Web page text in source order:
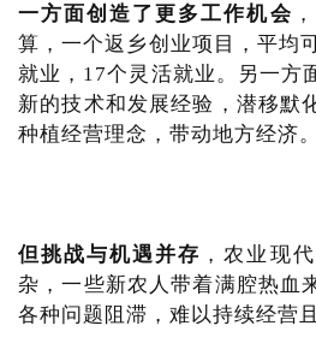
一方面创造了更多工作机会
算，一个返乡创业项目，平均
就业，17个灵活就业。另一方
新的技术和发展经验，潜移默
种植经营理念，带动地方经济。
但挑战与机遇并存 ，农业现
杂，一些新农人带着满腔热血
各种问题阻滞，难以持续经营